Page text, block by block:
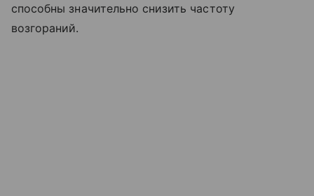
способны значительно снизить частоту
возгораний.